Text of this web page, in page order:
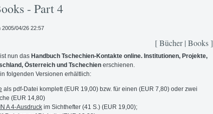
- Part 4
2005/04/26 22:57
[ Bücher | Books ]
ist nun das Handbuch Tschechien-Kontakte online. Institutionen, Projekte,
Österreich und Tschechien erschienen.
folgenden Versionen erhältlich:
als pdf-Datei komplett (EUR 19,00) bzw. für einen (EUR 7,80) oder zwei
(EUR 14,80)
A 4-Ausdruck im Sichthefter (41 S.) (EUR 19,00);